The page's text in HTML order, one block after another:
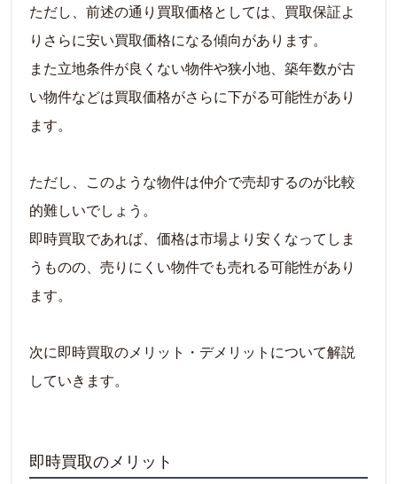
ただし、前述の通り買取価格としては、買取保証よ
りさらに安い買取価格になる傾向があります。
また立地条件が良くない物件や狭小地、築年数が古
い物件などは買取価格がさらに下がる可能性があり
ます。
ただし、このような物件は仲介で売却するのが比較
的難しいでしょう。
即時買取であれば、価格は市場より安くなってしま
うものの、売りにくい物件でも売れる可能性があり
ます。
次に即時買取のメリット・デメリットについて解説
していきます。
即時買取のメリット